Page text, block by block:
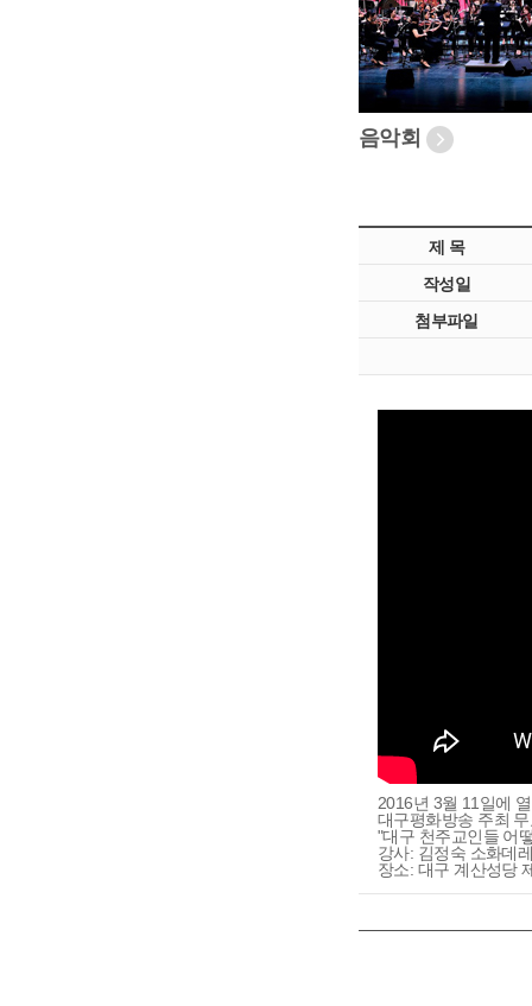
음악회
제 목
작성일
첨부파일
2016년 3월 11일에
대구평화방송 주최
"대구 천주교인들 어
강사: 김정숙 소화데
장소: 대구 계산성당